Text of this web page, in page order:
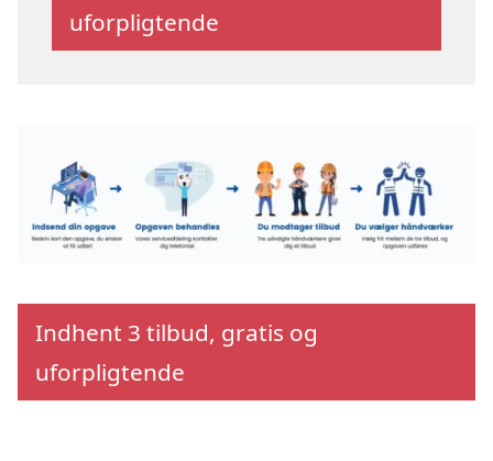
uforpligtende
Indhent 3 tilbud, gratis og
uforpligtende